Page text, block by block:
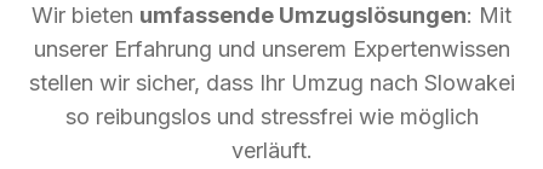
Wir bieten umfassende Umzugslösungen: Mit
unserer Erfahrung und unserem Expertenwissen
stellen wir sicher, dass Ihr Umzug nach Slowakei
so reibungslos und stressfrei wie möglich
verläuft.